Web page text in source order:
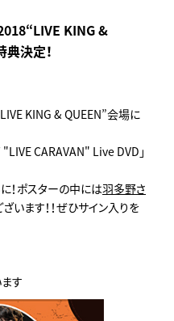
KING &
決定！
KING & QUEEN”会場に
CARAVAN" Live DVD」
！ポスターの中には羽多野さ
います！！ぜひサイン入りを
す